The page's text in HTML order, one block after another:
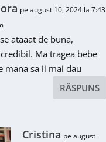
pe august 10, 2024 la 7:43
ataaat de buna,
Ma tragea bebe
mana sa ii mai dau
RĂSPUNS
Cristina pe august